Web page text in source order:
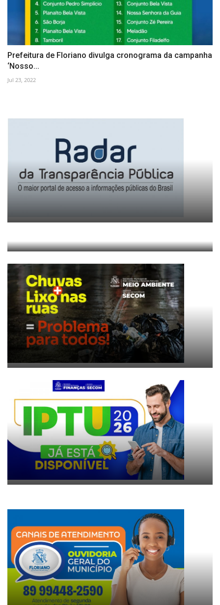
Prefeitura de Floriano divulga cronograma da campanha
‘Nosso...
Jul 23, 2022